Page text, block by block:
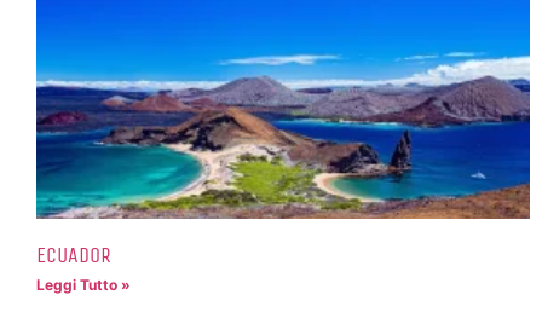
ECUADOR
Leggi Tutto »